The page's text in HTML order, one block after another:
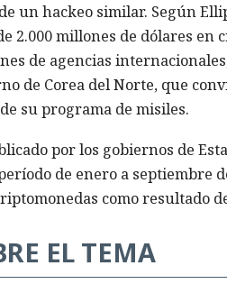
un hackeo similar. Según
2.000 millones de dólares
de agencias
de Corea del Norte, que
su programa de misiles.
por los gobiernos de
de enero a septiembre
como resultado
EL TEMA